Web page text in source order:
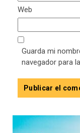
Web
Guarda mi
navegador para